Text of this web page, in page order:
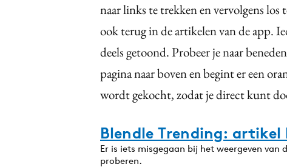
naar links te trekken en vervolgens los
ook terug in de artikelen van de app.
deels getoond. Probeer je naar
pagina naar boven en begint er een
wordt gekocht, zodat je direct kunt
Blendle Trending: artikel
Er is iets misgegaan bij het weergeven
proberen.